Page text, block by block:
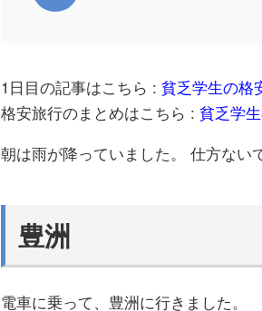
1日目の記事はこちら : 貧乏学生の格
格安旅行のまとめはこちら : 貧乏学
朝は雨が降っていました。 仕方ない
豊洲
電車に乗って、豊洲に行きました。